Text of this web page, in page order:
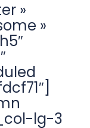
»
»
lg-3